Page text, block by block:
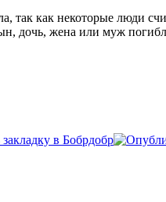
так как некоторые люди
дочь, жена или муж